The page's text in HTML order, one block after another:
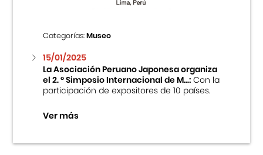
Categorías:Museo
15/01/2025
La Asociación Peruano Japonesa organiza
el 2. ° Simposio Internacional de M...:Con la
participación de expositores de 10 países.
Ver más